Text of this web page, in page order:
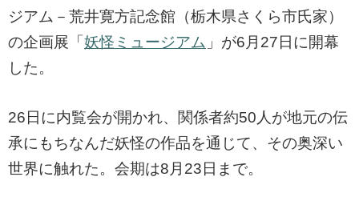
ジアム－荒井寛方記念館（栃木県さくら市氏家）
の企画展「妖怪ミュージアム 」が6月27日に開幕
した。
26日に内覧会が開かれ、関係者約50人が地元の伝
承にもちなんだ妖怪の作品を通じて、その奥深い
世界に触れた。会期は8月23日まで。